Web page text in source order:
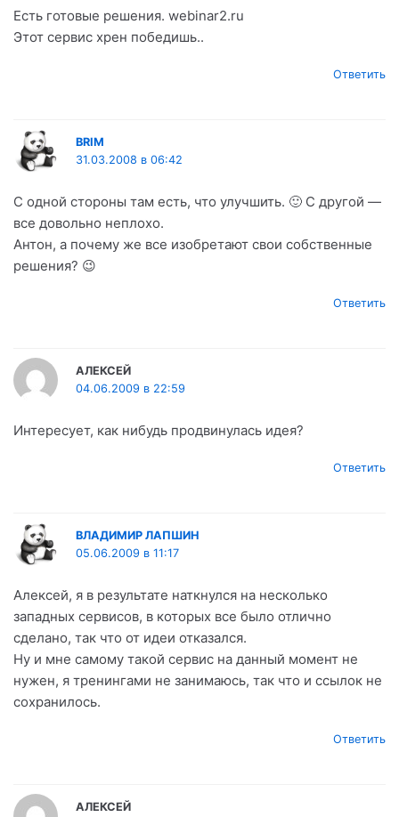
Есть готовые решения. webinar2.ru
Этот сервис хрен победишь..
Ответить
BRIM
31.03.2008 в 06:42
С одной стороны там есть, что улучшить. 🙂 С другой —
все довольно неплохо.
Антон, а почему же все изобретают свои собственные
решения? 😉
Ответить
АЛЕКСЕЙ
04.06.2009 в 22:59
Интересует, как нибудь продвинулась идея?
Ответить
ВЛАДИМИР ЛАПШИН
05.06.2009 в 11:17
Алексей, я в результате наткнулся на несколько
западных сервисов, в которых все было отлично
сделано, так что от идеи отказался.
Ну и мне самому такой сервис на данный момент не
нужен, я тренингами не занимаюсь, так что и ссылок не
сохранилось.
Ответить
АЛЕКСЕЙ